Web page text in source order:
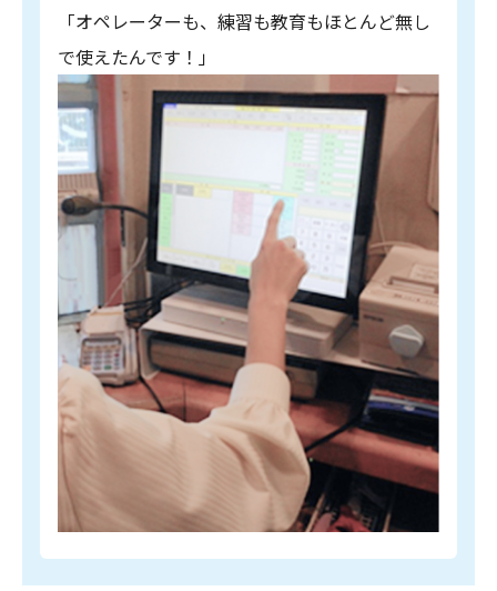
「オペレーターも、練習も教育もほとんど無し
で使えたんです！」